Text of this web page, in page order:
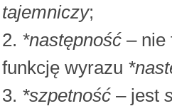
tajemniczy;
2. *następność – nie
funkcję wyrazu
3. *szpetność – jest